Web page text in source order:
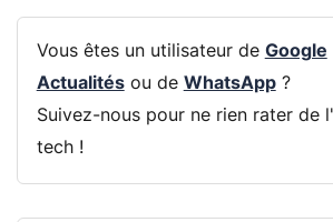
Vous êtes un utilisateur de Google
Actualitésou de WhatsApp?
Suivez-nous pour ne rien rater de
tech !